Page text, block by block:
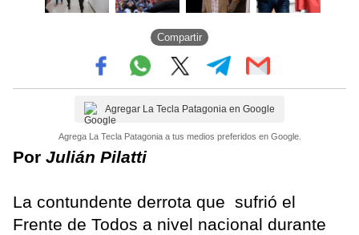
Compartir
Agregar La Tecla Patagonia en Google
Agrega La Tecla Patagonia a tus medios preferidos en Google.
Por Julián Pilatti
La contundente derrota que sufrió el
Frente de Todos a nivel nacional durante